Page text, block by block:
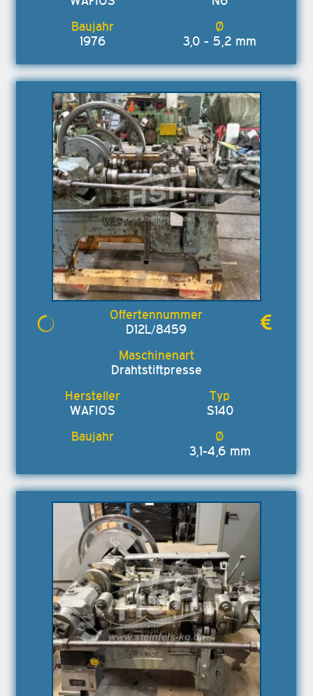
1976 3,0 - 5,2 mm
D12L/8459
Drahtstiftpresse
WAFIOS S140
3,1-4,6 mm